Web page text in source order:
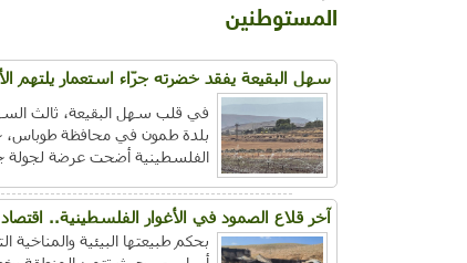
المستوطنين
سهل البقيعة يفقد خضرته جرّاء استعمار يلتهم
بلدة طمون في محافظة طوباس،
الفلسطينية أضحت عرضة لجولة
آخر قلاع الصمود في الأغوار الفلسطينية..
بحكم طبيعتها البيئية والمناخية